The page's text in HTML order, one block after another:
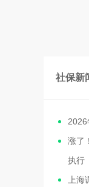
社保新
2026
涨了
执行
上